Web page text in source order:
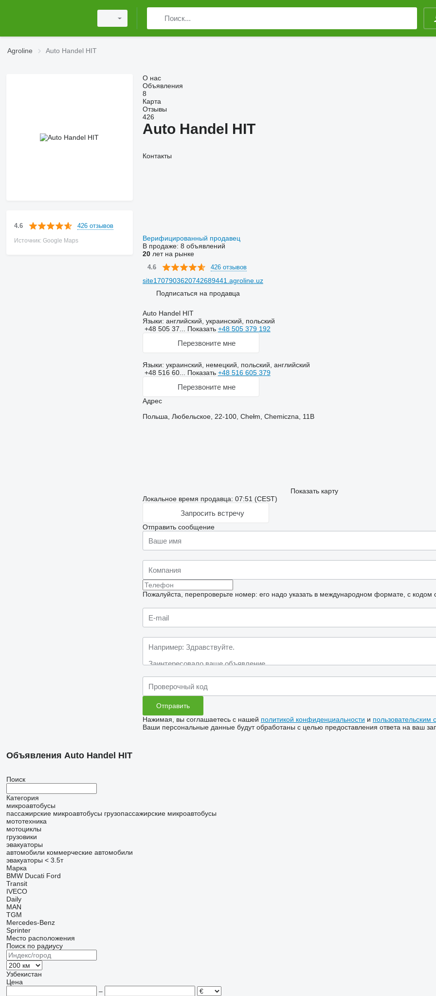
Agroline Auto Handel HIT
4.6 426 отзывов
Источник: Google Maps
О нас
Объявления
8
Карта
Отзывы
426
Auto Handel HIT
Контакты
Верифицированный продавец
В продаже: 8 объявлений
20лет на рынке
4.6 426 отзывов
site1707903620742689441.agroline.uz
Подписаться на продавца
Auto Handel HIT
Языки: английский, украинский, польский
+48 505 37... Показать +48 505 379 192
Перезвоните мне
Языки: украинский, немецкий, польский, английский
+48 516 60... Показать +48 516 605 379
Перезвоните мне
Адрес
Польша, Любельское, 22-100, Chełm, Chemiczna, 11B
Показать карту
Локальное время продавца: 07:51 (CEST)
Запросить встречу
Отправить сообщение
Пожалуйста, перепроверьте номер: его надо указать в международном формате, с кодом
Нажимая, вы соглашаетесь с нашей политикой конфиденциальности и пользовательским
Ваши персональные данные будут обработаны с целью предоставления ответа на ваш
Объявления Auto Handel HIT
Поиск
Категория
микроавтобусы
пассажирские микроавтобусы грузопассажирские микроавтобусы
мототехника
мотоциклы
грузовики
эвакуаторы
автомобили коммерческие автомобили
эвакуаторы < 3.5т
Марка
BMW Ducati Ford
Transit
IVECO
Daily
MAN
TGM
Mercedes-Benz
Sprinter
Место расположения
Поиск по радиусу
Узбекистан
Цена
–